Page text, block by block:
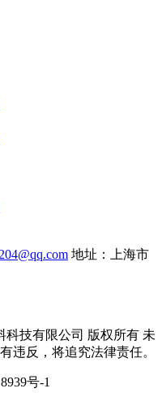
地址：上海市
科技有限公司 版权所有 未
违反，将追究法律责任。
号-1